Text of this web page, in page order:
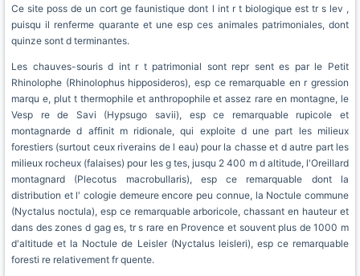
Ce site poss de un cort ge faunistique dont l int r t biologique est tr s lev ,
puisqu il renferme quarante et une esp ces animales patrimoniales, dont
quinze sont d terminantes.
Les chauves-souris d int r t patrimonial sont repr sent es par le Petit
Rhinolophe (Rhinolophus hipposideros), esp ce remarquable en r gression
marqu e, plut t thermophile et anthropophile et assez rare en montagne, le
Vesp re de Savi (Hypsugo savii), esp ce remarquable rupicole et
montagnarde d affinit m ridionale, qui exploite d une part les milieux
forestiers (surtout ceux riverains de l eau) pour la chasse et d autre part les
milieux rocheux (falaises) pour les g tes, jusqu 2 400 m d altitude, l'Oreillard
montagnard (Plecotus macrobullaris), esp ce remarquable dont la
distribution et l' cologie demeure encore peu connue, la Noctule commune
(Nyctalus noctula), esp ce remarquable arboricole, chassant en hauteur et
dans des zones d gag es, tr s rare en Provence et souvent plus de 1000 m
d'altitude et la Noctule de Leisler (Nyctalus leisleri), esp ce remarquable
foresti re relativement fr quente.